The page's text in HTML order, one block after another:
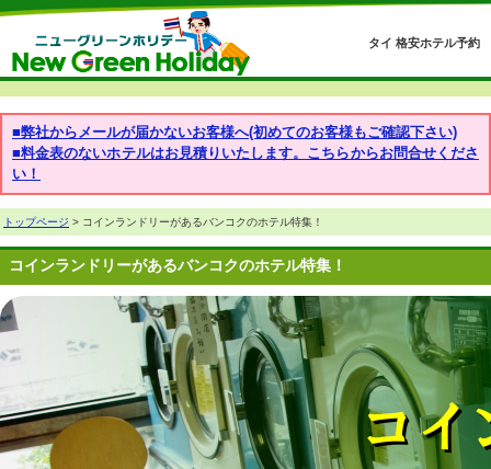
タイ 格安ホテル予約
■弊社からメールが届かないお客様へ(初めてのお客様もご確認下さい)
■料金表のないホテルはお見積りいたします。こちらからお問合せくださ
い！
トップページ > コインランドリーがあるバンコクのホテル特集！
コインランドリーがあるバンコクのホテル特集！